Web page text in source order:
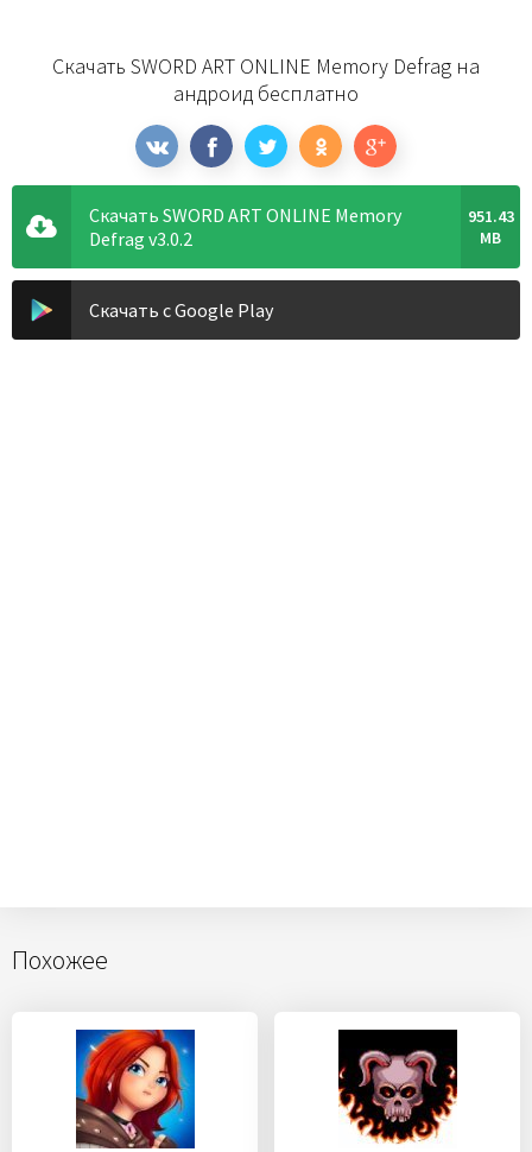
Скачать SWORD ART ONLINE Memory Defrag на
андроид бесплатно
Скачать SWORD ART ONLINE Memory
Defrag v3.0.2
951.43
MB
Скачать с Google Play
Похожее